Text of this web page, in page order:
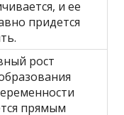
и ее
придется
рост
прямым